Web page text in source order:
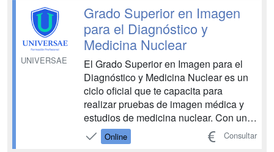
registros gráficos del cuerpo humano?
Para ello necesit...
UNIVERSAE
Grado Superior en Imagen
para el Diagnóstico y
Medicina Nuclear
El Grado Superior en Imagen para el
Diagnóstico y Medicina Nuclear es un
ciclo oficial que te capacita para
realizar pruebas de imagen médica y
estudios de medicina nuclear. Con una
duración de 2.000 horas, una
orientación práctica y simuladores
Online Consultar